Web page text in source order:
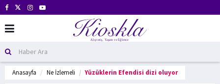
Anasayfa Ne İzlemeli Yüzüklerin Efendisi dizi oluyor